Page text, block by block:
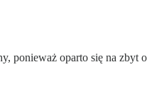
ponieważ oparto się na